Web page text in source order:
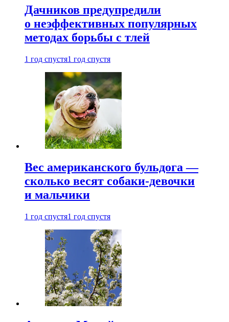
Дачников предупредили
о неэффективных популярных
методах борьбы с тлей
1 год спустя1 год спустя
Вес американского бульдога —
сколько весят собаки-девочки
и мальчики
1 год спустя1 год спустя